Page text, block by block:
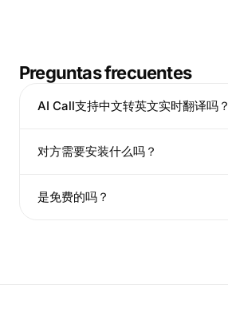
Preguntas frecuentes
AI Call支持中文转英文实时翻译吗？
对方需要安装什么吗？
是免费的吗？